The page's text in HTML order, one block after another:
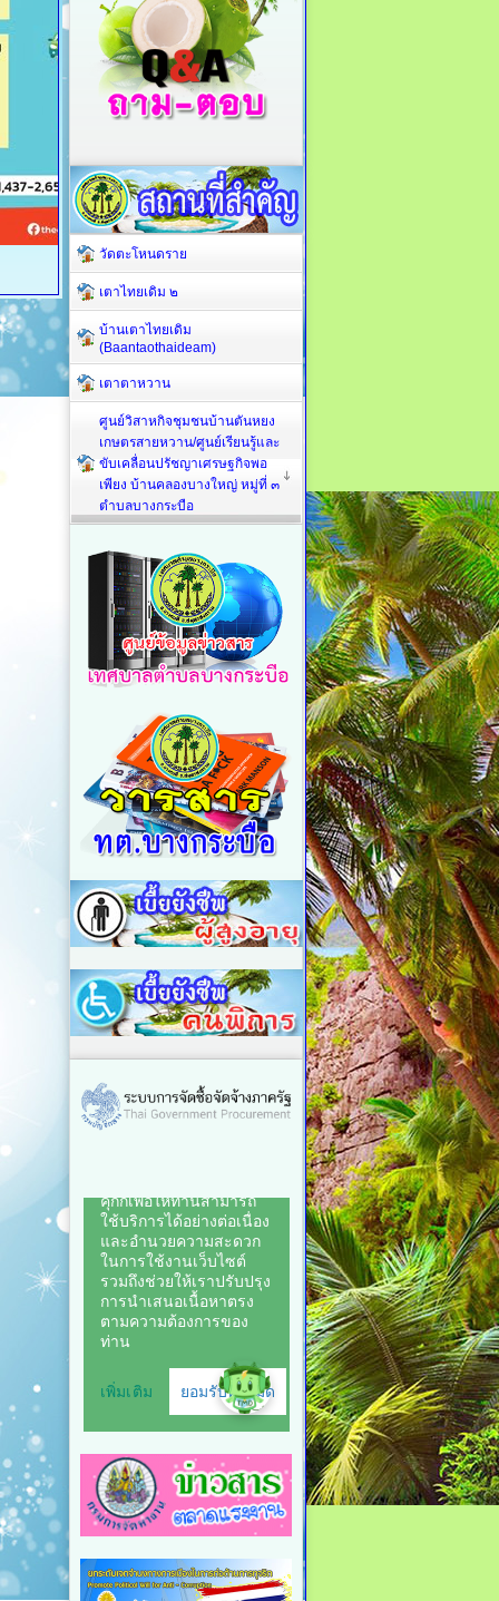
วัดตะโหนดราย
เตาไทยเดิม ๒
บ้านเตาไทยเดิม
(Baantaothaideam)
เตาตาหวาน
ศูนย์วิสาหกิจชุมชนบ้านตันหยง
เกษตรสายหวาน/ศูนย์เรียนรู้และ
ขับเคลื่อนปรัชญาเศรษฐกิจพอ
เพียง บ้านคลองบางใหญ่ หมู่ที่ ๓
ตำบลบางกระบือ